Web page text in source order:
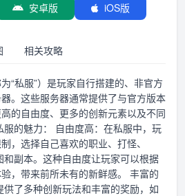
安卓版 iOS版
相关攻略
“私服”）是玩家自行搭建的、非官方
。这些服务器通常提供了与官方版本
的自由度、更多的创新元素以及不同
的魅力： 自由度高：在私服中，玩
，选择自己喜欢的职业、打怪、
和副本。这种自由度让玩家可以根据
，带来前所未有的新鲜感。 丰富的
了多种创新玩法和丰富的奖励，如